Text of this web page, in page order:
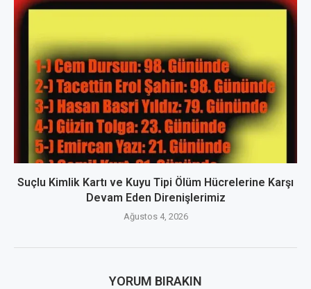
Suçlu Kimlik Kartı ve Kuyu Tipi Ölüm Hücrelerine Karşı
Devam Eden Direnişlerimiz
Ağustos 4, 2026
YORUM BIRAKIN